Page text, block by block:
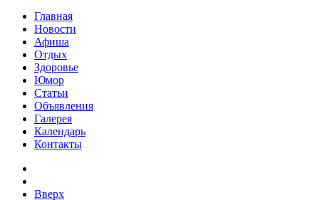
Главная
Новости
Афиша
Отдых
Здоровье
Юмор
Статьи
Объявления
Галерея
Календарь
Контакты
Вверх